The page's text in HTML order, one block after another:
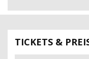
TICKETS &